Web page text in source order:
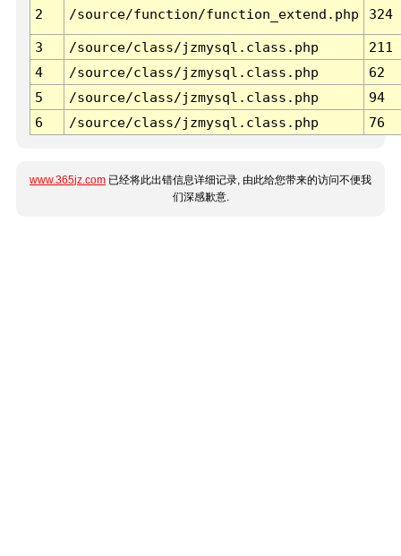
2 /source/function/function_extend.php 324
3 /source/class/jzmysql.class.php
211
4
/source/class/jzmysql.class.php
62
5
/source/class/jzmysql.class.php
94
6
/source/class/jzmysql.class.php 76
www.365jz.com 已经将此出错信息详细记录, 由此给您带来的访问不便我
们深感歉意.